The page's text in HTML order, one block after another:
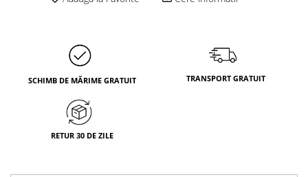
SCHIMB DE MĂRIME GRATUIT TRANSPORT GRATUIT
RETUR 30 DE ZILE